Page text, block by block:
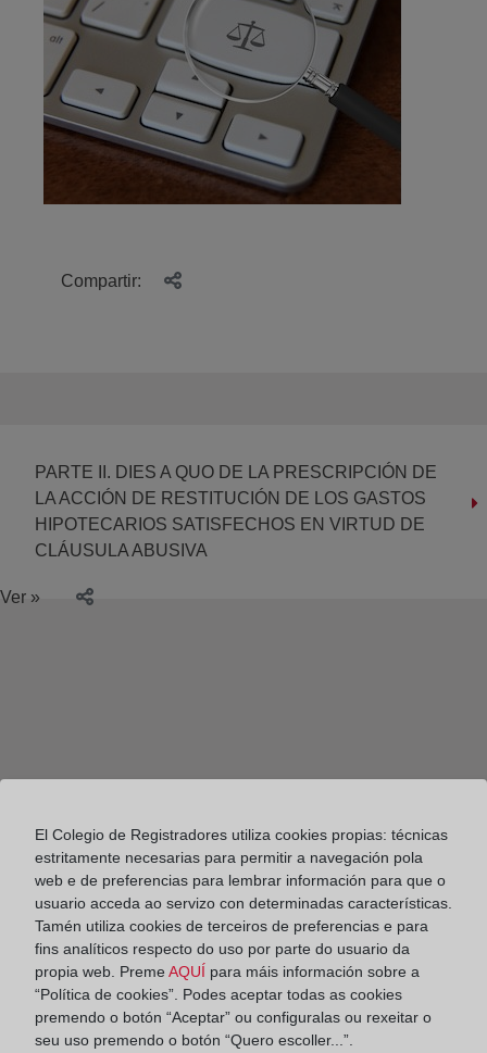
Compartir:
PARTE II. DIES A QUO DE LA PRESCRIPCIÓN DE
LA ACCIÓN DE RESTITUCIÓN DE LOS GASTOS
HIPOTECARIOS SATISFECHOS EN VIRTUD DE
CLÁUSULA ABUSIVA
Ver »
Colegio de Registradores
Diego de León, 21. 28006 Madrid
El Colegio de Registradores utiliza cookies propias: técnicas
estritamente necesarias para permitir a navegación pola
web e de preferencias para lembrar información para que o
usuario acceda ao servizo con determinadas características.
Tamén utiliza cookies de terceiros de preferencias e para
fins analíticos respecto do uso por parte do usuario da
propia web. Preme AQUÍ para máis información sobre a
“Política de cookies”. Podes aceptar todas as cookies
premendo o botón “Aceptar” ou configuralas ou rexeitar o
seu uso premendo o botón “Quero escoller...”.